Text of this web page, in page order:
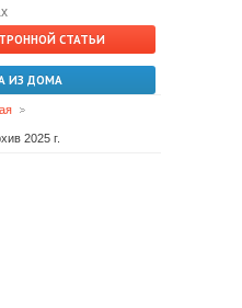
СТАТЬИ
ИЗ ДОМА
2025 г.